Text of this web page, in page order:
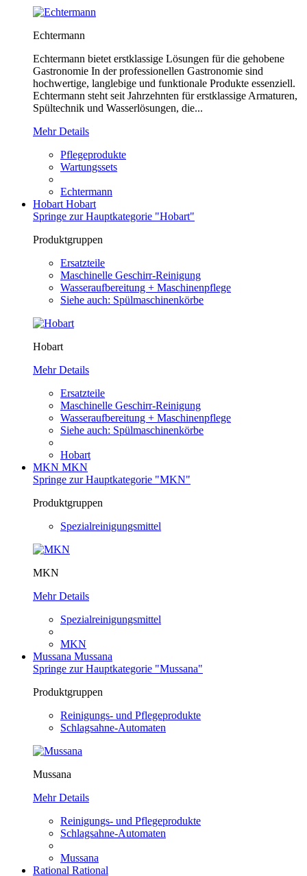
Echtermann
Echtermann bietet erstklassige Lösungen für die gehobene
Gastronomie In der professionellen Gastronomie sind
hochwertige, langlebige und funktionale Produkte essenziell.
Echtermann steht seit Jahrzehnten für erstklassige Armaturen,
Spültechnik und Wasserlösungen, die...
Mehr Details
Pflegeprodukte
Wartungssets
Echtermann
Hobart Hobart
Springe zur Hauptkategorie "Hobart"
Produktgruppen
Ersatzteile
Maschinelle Geschirr-Reinigung
Wasseraufbereitung + Maschinenpflege
Siehe auch: Spülmaschinenkörbe
Hobart
Mehr Details
Ersatzteile
Maschinelle Geschirr-Reinigung
Wasseraufbereitung + Maschinenpflege
Siehe auch: Spülmaschinenkörbe
Hobart
MKN MKN
Springe zur Hauptkategorie "MKN"
Produktgruppen
Spezialreinigungsmittel
MKN
Mehr Details
Spezialreinigungsmittel
MKN
Mussana Mussana
Springe zur Hauptkategorie "Mussana"
Produktgruppen
Reinigungs- und Pflegeprodukte
Schlagsahne-Automaten
Mussana
Mehr Details
Reinigungs- und Pflegeprodukte
Schlagsahne-Automaten
Mussana
Rational Rational